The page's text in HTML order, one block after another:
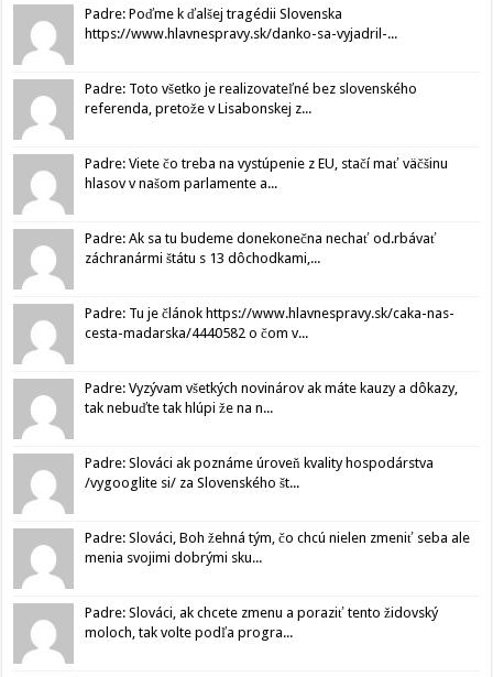
Padre: Poďme k ďalšej tragédii Slovenska
https://www.hlavnespravy.sk/danko-sa-vyjadril-...
Padre: Toto všetko je realizovateľné bez slovenského
referenda, pretože v Lisabonskej z...
Padre: Viete čo treba na vystúpenie z EU, stačí mať väčšinu
hlasov v našom parlamente a...
Padre: Ak sa tu budeme donekonečna nechať od.rbávať
záchranármi štátu s 13 dôchodkami,...
Padre: Tu je článok https://www.hlavnespravy.sk/caka-nas-
cesta-madarska/4440582 o čom v...
Padre: Vyzývam všetkých novinárov ak máte kauzy a dôkazy,
tak nebuďte tak hlúpi že na n...
Padre: Slováci ak poznáme úroveň kvality hospodárstva
/vygooglite si/ za Slovenského št...
Padre: Slováci, Boh žehná tým, čo chcú nielen zmeniť seba ale
menia svojimi dobrými sku...
Padre: Slováci, ak chcete zmenu a poraziť tento židovský
moloch, tak volte podľa progra...